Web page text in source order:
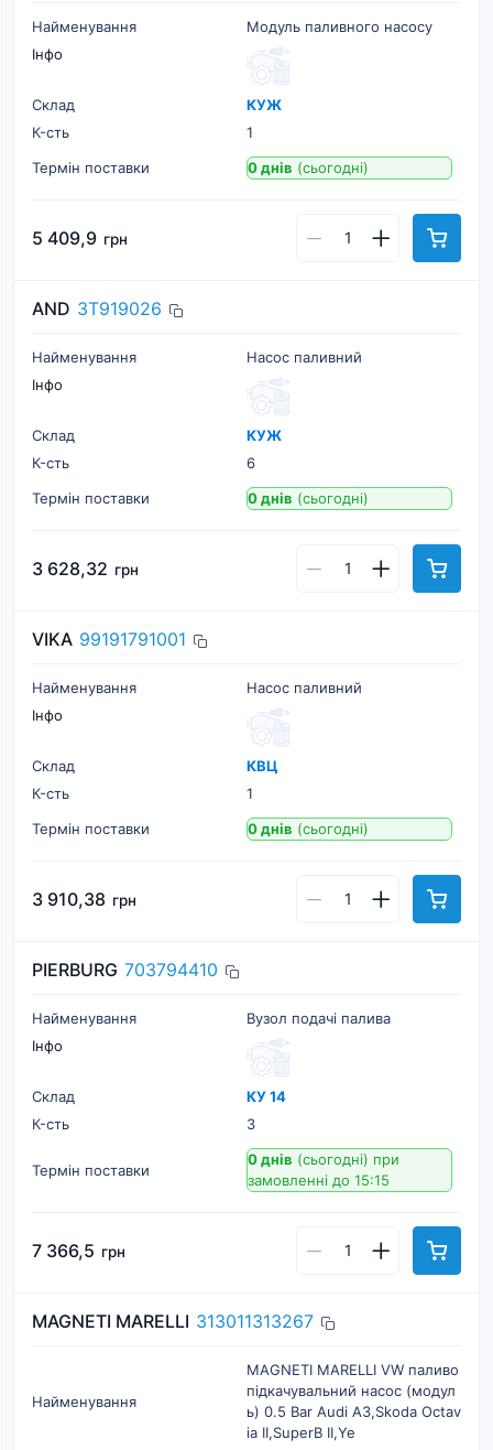
Найменування
Модуль паливного насосу
Інфо
Склад
КУЖ
К-cть
1
Термін поставки
0 днів (сьогодні)
5 409,9 грн
AND 3T919026
Найменування
Насос паливний
Інфо
Склад
КУЖ
К-cть
6
Термін поставки
0 днів (сьогодні)
3 628,32 грн
VIKA 99191791001
Найменування
Насос паливний
Інфо
Склад
КВЦ
К-cть
1
Термін поставки
0 днів (сьогодні)
3 910,38 грн
PIERBURG 703794410
Найменування
Вузол подачі палива
Інфо
Склад
КУ 14
К-cть
3
Термін поставки
0 днів (сьогодні) при
замовленні до 15:15
7 366,5 грн
MAGNETI MARELLI 313011313267
Найменування
MAGNETI MARELLI VW паливо
підкачувальний насос (модул
ь) 0.5 Bar Audi A3,Skoda Octav
ia II,SuperB II,Ye